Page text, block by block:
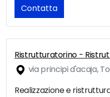
Contatta
Ristrutturatorino -
via principi d'acaja,
Realizzazione e